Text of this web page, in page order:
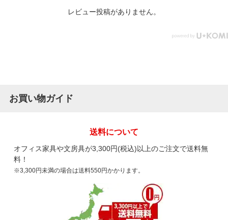
レビュー投稿がありません。
お買い物ガイド
送料について
オフィス家具や文房具が3,300円(税込)以上のご注文で送料無
料！
※3,300円未満の場合は送料550円かかります。